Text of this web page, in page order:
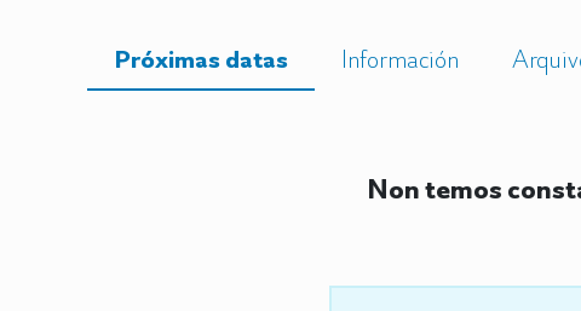
Próximas datas Información
Non temos